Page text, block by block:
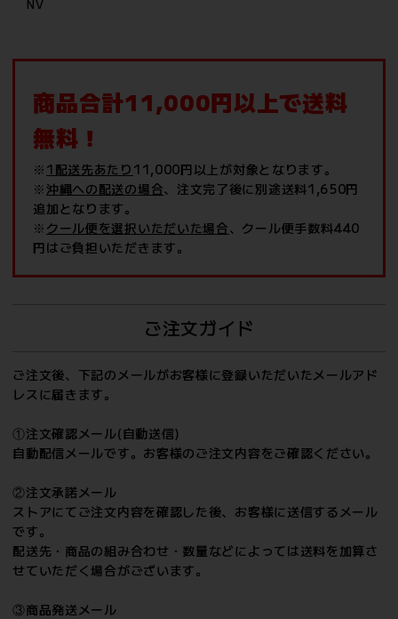
NV
商品合計11,000円以上で送料
無料！
※ 1配送先あたり 11,000円以上が対象となります。
※沖縄への配送の場合、注文完了後に別途送料1,650円
追加となります。
※ クール便を選択いただいた場合、クール便手数料440
円はご負担いただきます。
ご注文ガイド
ご注文後、下記のメールがお客様に登録いただいたメールアド
レスに届きます。
①注文確認メール(自動送信)
自動配信メールです。お客様のご注文内容をご確認ください。
②注文承諾メール
ストアにてご注文内容を確認した後、お客様に送信するメール
です。
配送先・商品の組み合わせ・数量などによっては送料を加算さ
せていただく場合がございます。
③商品発送メール